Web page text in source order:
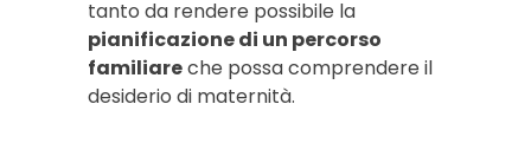
tanto da rendere possibile la
pianificazione di un percorso
familiareche possa comprendere il
desiderio di maternità.